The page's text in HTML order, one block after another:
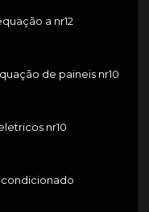
a nr12
de paineis nr10
nr10